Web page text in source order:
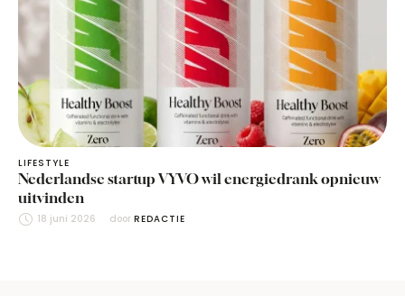
LIFESTYLE
Nederlandse startup VYVO wil energiedrank opnieuw
uitvinden
18 juni 2026 door REDACTIE